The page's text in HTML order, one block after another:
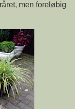
men foreløbig